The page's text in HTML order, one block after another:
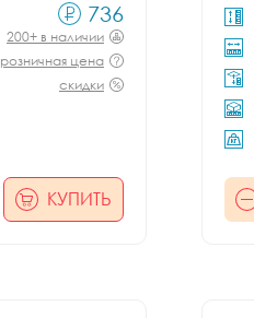
736
200+ в наличии
розничная цена
скидки
КУПИТЬ